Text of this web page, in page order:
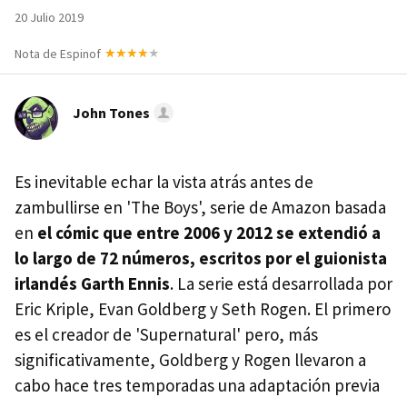
20 Julio 2019
Nota de Espinof
John Tones
Es inevitable echar la vista atrás antes de
zambullirse en 'The Boys', serie de Amazon basada
en el cómic que entre 2006 y 2012 se extendió a
lo largo de 72 números, escritos por el guionista
irlandés Garth Ennis. La serie está desarrollada por
Eric Kriple, Evan Goldberg y Seth Rogen. El primero
es el creador de 'Supernatural' pero, más
significativamente, Goldberg y Rogen llevaron a
cabo hace tres temporadas una adaptación previa